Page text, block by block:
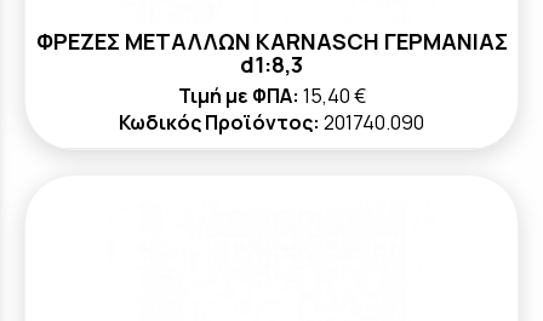
ΦΡΕΖΕΣ ΜΕΤΑΛΛΩΝ KARNASCH ΓΕΡΜΑΝΙΑΣ
d1:8,3
Τιμή με ΦΠΑ: 15,40 €
Κωδικός Προϊόντος: 201740.090